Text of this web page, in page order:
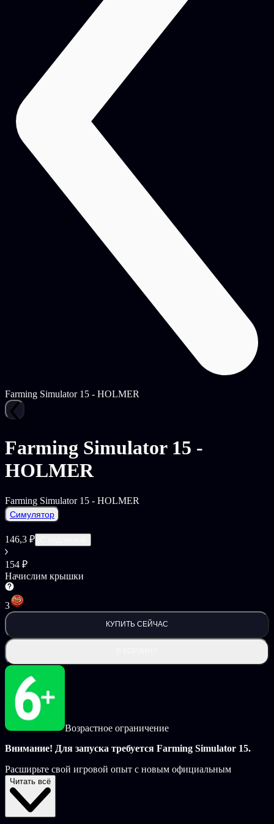
Farming Simulator 15 - HOLMER
Farming Simulator 15 -
HOLMER
Farming Simulator 15 - HOLMER
Симулятор
146,3 ₽
154 ₽
Начислим крышки
3
КУПИТЬ СЕЙЧАС
Возрастное ограничение
Внимание! Для запуска требуется Farming Simulator 15.
Расширьте свой игровой опыт с новым официальным
расширением для Farming Simulator 15!
Дополнение Holmer содержит 2 новых автомобиля и 7 единиц
сельскохозяйственной техники от Holmer, Bergmann и
Читать всё